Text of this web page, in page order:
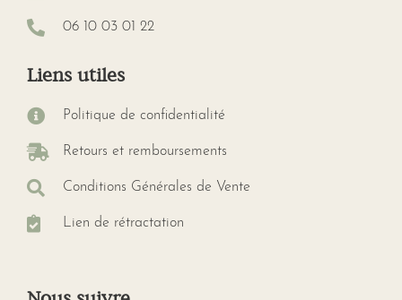
06 10 03 01 22
Liens utiles
Politique de confidentialité
Retours et remboursements
Conditions Générales de Vente
Lien de rétractation